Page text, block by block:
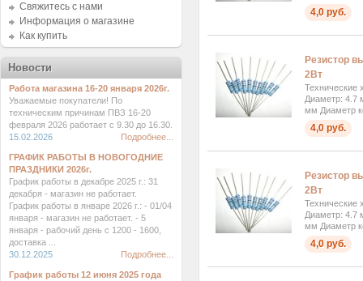
4,0 руб.
Резистор
2Вт
Технические
Диаметр: 4.7
мм Диаметр
4,0 руб.
Резистор
2Вт
Технические
Диаметр: 4.7
мм Диаметр
4,0 руб.
Свяжитесь с нами
Информация о магазине
Как купить
Новости
Работа магазина 16-20 января 2026г.
Уважаемые покупатели! По
техническим причинам ПВЗ 16-20
февраля 2026 работает с 9.30 до 16.30.
15.02.2026
Подробнее...
ГРАФИК РАБОТЫ В НОВОГОДНИЕ
ПРАЗДНИКИ 2026г.
График работы в декабре 2025 г.: 31
декабря - магазин не работает.
График работы в январе 2026 г.: - 01/04
января - магазин не работает. - 5
января - рабочий день с 1200 - 1600,
доставка ...
30.12.2025
Подробнее...
График работы 12 июня 2025 года